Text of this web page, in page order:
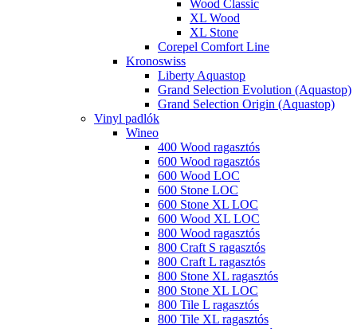
Wood Classic
XL Wood
XL Stone
Corepel Comfort Line
Kronoswiss
Liberty Aquastop
Grand Selection Evolution (Aquastop)
Grand Selection Origin (Aquastop)
Vinyl padlók
Wineo
400 Wood ragasztós
600 Wood ragasztós
600 Wood LOC
600 Stone LOC
600 Stone XL LOC
600 Wood XL LOC
800 Wood ragasztós
800 Craft S ragasztós
800 Craft L ragasztós
800 Stone XL ragasztós
800 Stone XL LOC
800 Tile L ragasztós
800 Tile XL ragasztós